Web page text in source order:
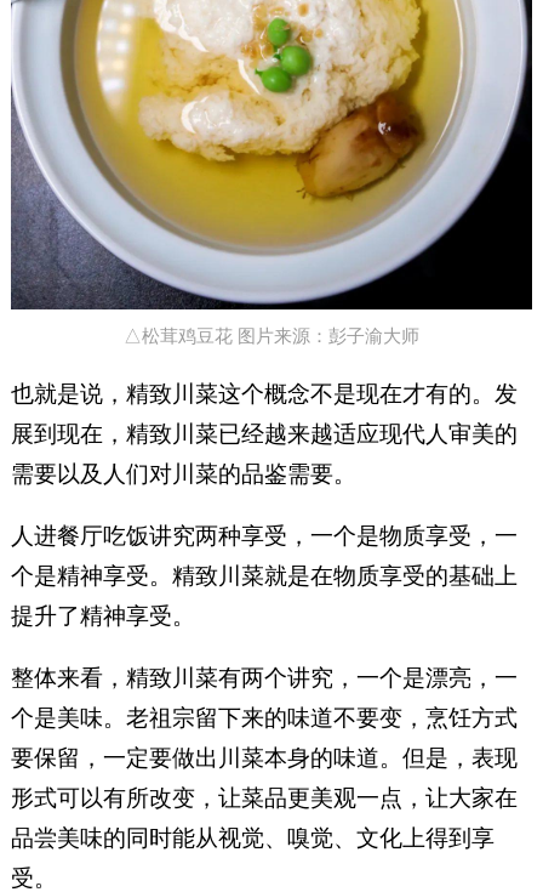
△松茸鸡豆花 图片来源：彭子渝大师
也就是说，精致川菜这个概念不是现在才有的。发
展到现在，精致川菜已经越来越适应现代人审美的
需要以及人们对川菜的品鉴需要。
人进餐厅吃饭讲究两种享受，一个是物质享受，一
个是精神享受。精致川菜就是在物质享受的基础上
提升了精神享受。
整体来看，精致川菜有两个讲究，一个是漂亮，一
个是美味。老祖宗留下来的味道不要变，烹饪方式
要保留，一定要做出川菜本身的味道。但是，表现
形式可以有所改变，让菜品更美观一点，让大家在
品尝美味的同时能从视觉、嗅觉、文化上得到享
受。